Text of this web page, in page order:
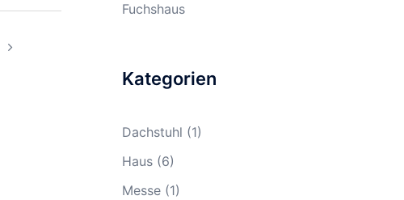
Fuchshaus
Kategorien
Dachstuhl (1)
Haus(6)
Messe(1)